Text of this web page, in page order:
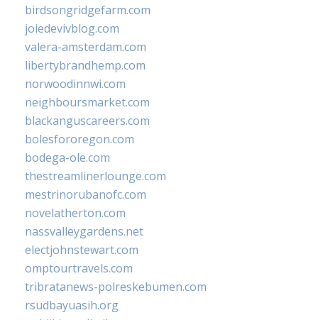
birdsongridgefarm.com
joiedevivblog.com
valera-amsterdam.com
libertybrandhemp.com
norwoodinnwi.com
neighboursmarket.com
blackanguscareers.com
bolesfororegon.com
bodega-ole.com
thestreamlinerlounge.com
mestrinorubanofc.com
novelatherton.com
nassvalleygardens.net
electjohnstewart.com
omptourtravels.com
tribratanews-polreskebumen.com
rsudbayuasih.org